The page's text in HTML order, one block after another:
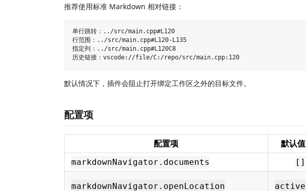
推荐使用标准 Markdown 相对链接：
单行跳转：../src/main.cpp#L120
行范围：../src/main.cpp#L120-L135
指定列：../src/main.cpp#L120C8
默认情况下，插件会阻止打开绑定工作区之外的目标文件。
配置项
配置项 默认值
markdownNavigator.documents []
markdownNavigator.openLocation active